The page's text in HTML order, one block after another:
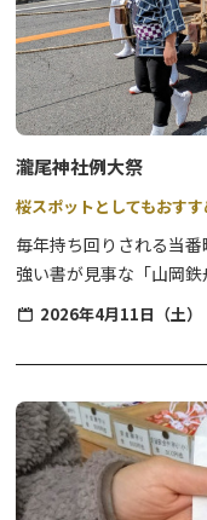
瀧尾神社例大祭
桜スポットとしてもおす
毎年持ち回りされる当
強い書が見事な「山岡
当番町の彫刻屋台また
また、かつての公家の
今市の総鎮守社である
年、境内の桜が見頃を迎
今市に春の訪れを告げ
2026年4月11日（土）